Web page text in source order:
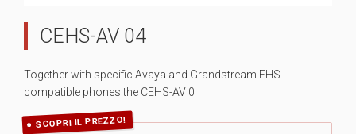
CEHS-AV 04
Together with specific Avaya and Grandstream EHS-
compatible phones the CEHS-AV 0
SCOPRI IL PREZZO!